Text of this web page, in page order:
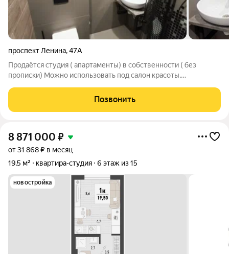
проспект Ленина,47А
Продаётся студия ( апартаменты) в собственности ( без
прописки) Можно использовать под салон красоты,
аренду. помещение с ремонтом мебелью техникой,
апартаменты. пишите кому интересно, отправлю
Позвонить
8 871 000 ₽
от 31 868 ₽ в месяц
19,5 м²
квартира-студия 6 этаж из 15
новостройка